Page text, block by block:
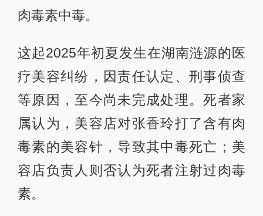
肉毒素中毒。
这起2025年初夏发生在湖南涟源的医
疗美容纠纷，因责任认定、刑事侦查
等原因，至今尚未完成处理。死者家
属认为，美容店对张香玲打了含有肉
毒素的美容针，导致其中毒死亡；美
容店负责人则否认为死者注射过肉毒
素。